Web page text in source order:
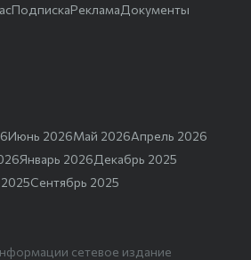
ПодпискаРекламаДокументы
Июнь 2026Май 2026Апрель 2026
Январь 2026Декабрь 2025
Сентябрь 2025
сетевое издание